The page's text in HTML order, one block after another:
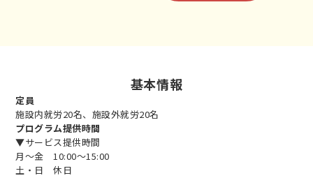
基本情報
定員
施設内就労20名、施設外就労20名
プログラム提供時間
▼サービス提供時間
月～金 10:00～15:00
土・日 休日